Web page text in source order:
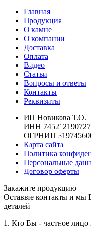
Главная
Продукция
О камне
О компании
Доставка
Оплата
Видео
Статьи
Вопросы и ответы
Контакты
Реквизиты
ИП Новикова Т.О.
ИНН 745212190727
ОГРНИП
Карта сайта
Политика
Персональные
Договор оферты
Закажите продукцию
Оставьте контакты и мы
деталей
1. Кто Вы - частное лицо